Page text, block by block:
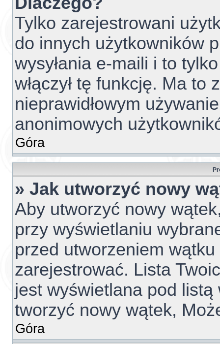
Tylko zarejestrowani
do innych użytkowników
wysyłania e-maili i to
włączył tę funkcję. Ma to
nieprawidłowym
anonimowych
Góra
» Jak utworzyć nowy
Aby utworzyć nowy
przy wyświetlaniu
przed utworzeniem wątku
zarejestrować. Lista
jest wyświetlana pod listą
tworzyć nowy wątek,
Góra